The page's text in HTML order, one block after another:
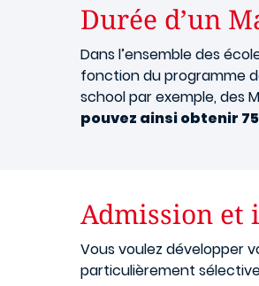
Durée d’un
Dans l’ensemble des
fonction du programme
school par exemple, des
pouvez ainsi obtenir
Admission et
Vous voulez développer
particulièrement